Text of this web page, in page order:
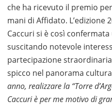
che ha ricevuto il premio
mani di Affidato. L’edizione
Caccuri si è così
suscitando notevole
partecipazione
spicco nel panorama
anno, realizzare la “Torre
Caccuri è per me motivo di